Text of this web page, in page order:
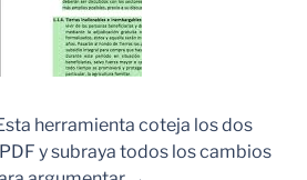
herramienta coteja los dos
y subraya todos los cambios